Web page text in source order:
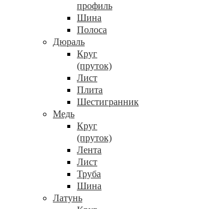
профиль
Шина
Полоса
Дюраль
Круг
(пруток)
Лист
Плита
Шестигранник
Медь
Круг
(пруток)
Лента
Лист
Труба
Шина
Латунь